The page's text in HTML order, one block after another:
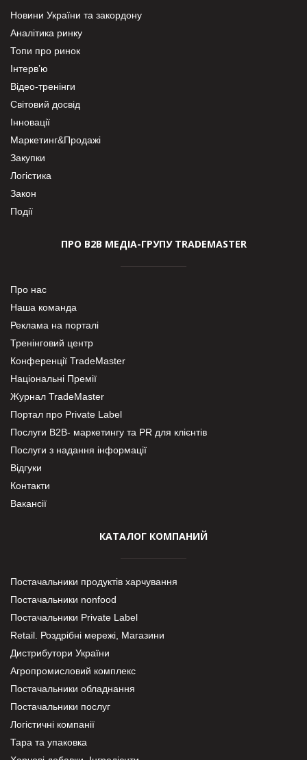
Новини України та закордону
Аналітика ринку
Топи про ринок
Інтерв’ю
Відео-тренінги
Світовий досвід
Інновації
Маркетинг&Продажі
Закупки
Логістика
Закон
Події
ПРО В2В МЕДІА-ГРУПУ TRADEMASTER
Про нас
Наша команда
Реклама на порталі
Тренінговий центр
Конференції TradeMaster
Національні Премії
Журнал TradeMaster
Портал про Private Label
Послуги В2В- маркетингу та PR для клієнтів
Послуги з надання інформації
Відгуки
Контакти
Вакансії
КАТАЛОГ КОМПАНИЙ
Постачальники продуктів харчування
Постачальники nonfood
Постачальники Private Label
Retail. Роздрібні мережі, Магазини
Дистрибутори України
Агропромисловий комплекс
Постачальники обладнання
Постачальники послуг
Логістичні компанії
Тара та упаковка